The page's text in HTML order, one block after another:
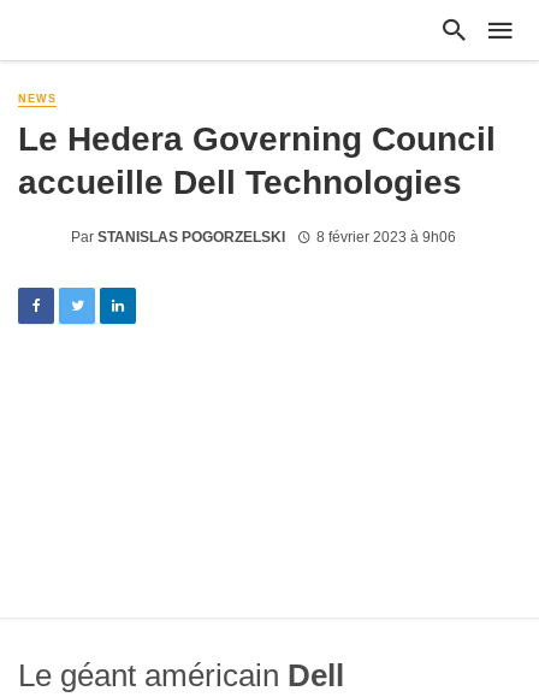
NEWS
Le Hedera Governing Council
accueille Dell Technologies
Par STANISLAS POGORZELSKI 8 février 2023 à 9h06
Le géant américain Dell